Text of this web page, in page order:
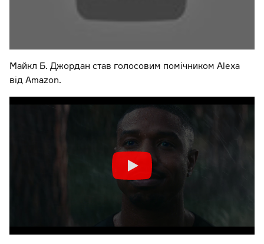
Майкл Б. Джордан став голосовим помічником Alexa
від Amazon.